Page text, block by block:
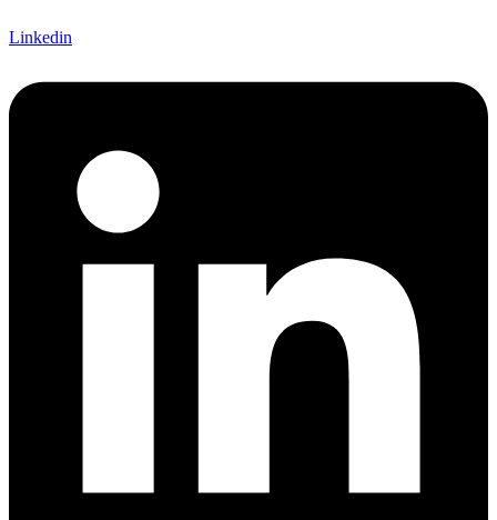
Linkedin